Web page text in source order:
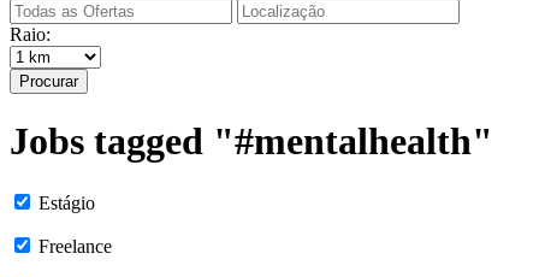
Raio:
Procurar
Jobs tagged "#mentalhealth"
Estágio
Freelance